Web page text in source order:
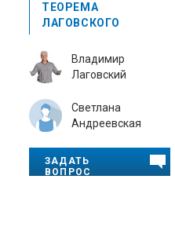
ТЕОРЕМА
ЛАГОВСКОГО
Владимир
Лаговский
Светлана
Андреевская
ЗАДАТЬ
ВОПРОС